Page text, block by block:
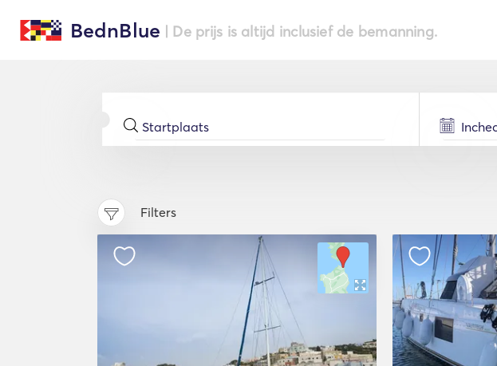
BednBlue | De prijs is altijd inclusief de bemanning.
Filters